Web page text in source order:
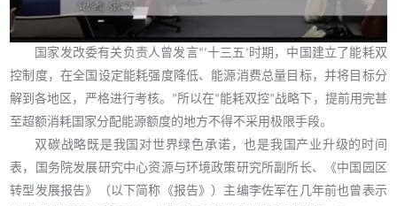
国家发改委有关负责人曾发言“‘十三五’时期，中国建立了能耗双
控制度，在全国设定能耗强度降低、能源消费总量目标，并将目标分
解到各地区，严格进行考核。”所以在“能耗双控”战略下，提前用完甚
至超额消耗国家分配能源额度的地方不得不采用极限手段。
双碳战略既是我国对世界绿色承诺，也是我国产业升级的时间
表，国务院发展研究中心资源与环境政策研究所副所长、《中国园区
转型发展报告》（以下简称《报告》）主编李佐军在几年前也曾表示